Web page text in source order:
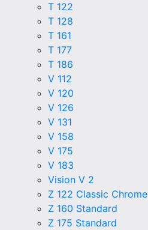
T 122
T 128
T 161
T 177
T 186
V 112
V 120
V 126
V 131
V 158
V 175
V 183
Vision V 2
Z 122 Classic Chrome
Z 160 Standard
Z 175 Standard